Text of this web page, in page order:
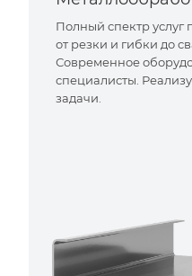
Полный спектр услуг
от резки и гибки до
Современное
специалисты.
задачи.